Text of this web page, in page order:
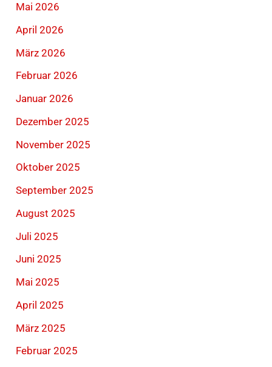
Mai 2026
April 2026
März 2026
Februar 2026
Januar 2026
Dezember 2025
November 2025
Oktober 2025
September 2025
August 2025
Juli 2025
Juni 2025
Mai 2025
April 2025
März 2025
Februar 2025